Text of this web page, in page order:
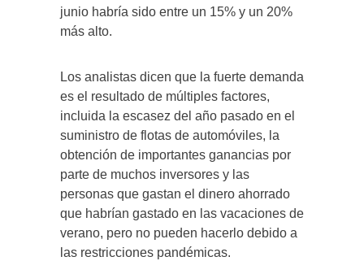
junio habría sido entre un 15% y un 20%
más alto.
Los analistas dicen que la fuerte demanda
es el resultado de múltiples factores,
incluida la escasez del año pasado en el
suministro de flotas de automóviles, la
obtención de importantes ganancias por
parte de muchos inversores y las
personas que gastan el dinero ahorrado
que habrían gastado en las vacaciones de
verano, pero no pueden hacerlo debido a
las restricciones pandémicas.